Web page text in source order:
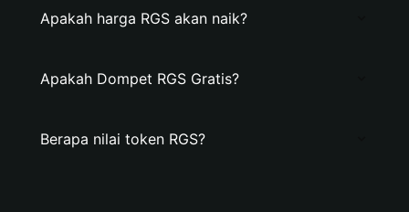
Apakah harga RGS akan naik?
Apakah Dompet RGS Gratis?
Berapa nilai token RGS?